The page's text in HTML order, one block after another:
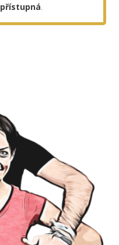
přístupná